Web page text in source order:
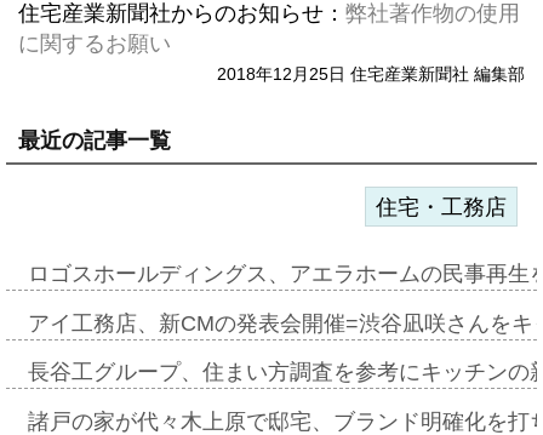
住宅産業新聞社からのお知らせ： 弊社著作物の使用
に関するお願い
2018年12月25日 住宅産業新聞社 編集部
最近の記事一覧
住宅・工務店
ロゴスホールディングス、アエラホームの民事再
アイ工務店、新CMの発表会開催=渋谷凪咲さんを
長谷工グループ、住まい方調査を参考にキッチン
諸戸の家が代々木上原で邸宅、ブランド明確化を